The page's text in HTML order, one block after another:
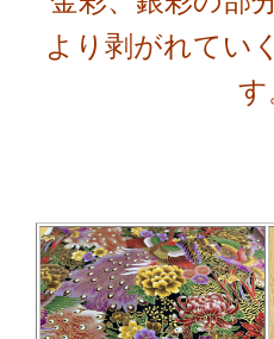
より剥がれてい
す